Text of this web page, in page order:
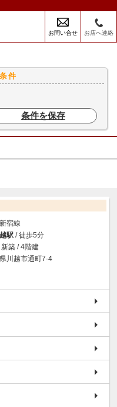
お問い合せ お店へ連絡
件
条件を保存
宿線
駅 / 徒歩5分
築 / 4階建
川越市通町7-4